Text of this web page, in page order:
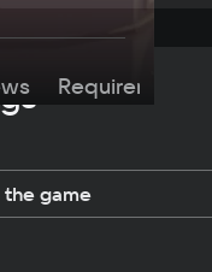
Requirements
the game